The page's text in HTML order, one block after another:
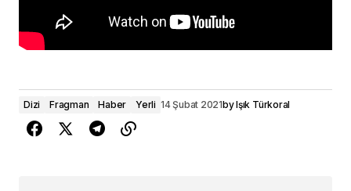
Dizi Fragman Haber Yerli 14 Şubat 2021byIşık Türkoral